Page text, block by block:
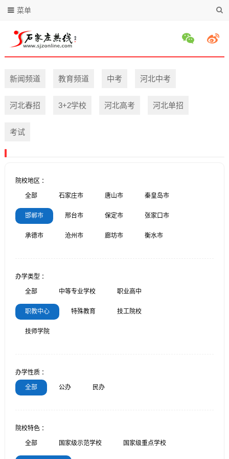
菜单
新闻频道 教育频道 中考 河北中考
河北春招 3+2学校 河北高考 河北单招
考试
院校地区 ：
全部 石家庄市 唐山市 秦皇岛市
邯郸市 邢台市 保定市 张家口市
承德市 沧州市 廊坊市 衡水市
办学类型 ：
全部 中等专业学校 职业高中
职教中心 特殊教育 技工院校
技师学院
办学性质 ：
全部 公办 民办
院校特色 ：
全部 国家级示范学校 国家级重点学校